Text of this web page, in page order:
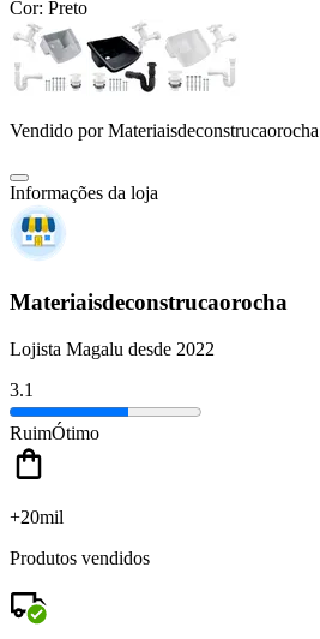
Cor: Preto
Vendido porMateriaisdeconstrucaorocha
Informações da loja
Materiaisdeconstrucaorocha
Lojista Magalu desde 2022
3.1
RuimÓtimo
+20mil
Produtos vendidos